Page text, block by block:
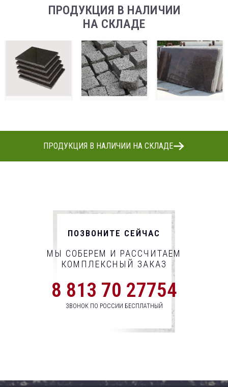
ПРОДУКЦИЯ В НАЛИЧИИ
НА СКЛАДЕ
ПРОДУКЦИЯ В НАЛИЧИИ НА СКЛАДЕ
МЫ СОБЕРЕМ И РАССЧИТАЕМ
КОМПЛЕКСНЫЙ ЗАКАЗ
8 813 70 27754
ЗВОНОК ПО РОССИИ БЕСПЛАТНЫЙ
ПОЗВОНИТЕ СЕЙЧАС